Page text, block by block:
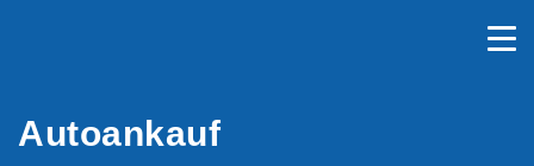
Autoankauf